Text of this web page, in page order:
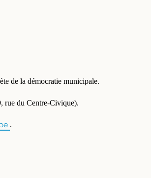
de la démocratie municipale.
rue du Centre-Civique).
.